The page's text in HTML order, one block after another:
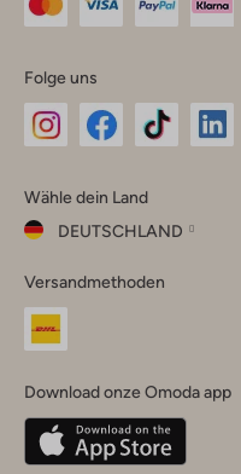
Folge uns
Instagram
Facebook
TikTok
Wähle dein Land
DEUTSCHLAND
dein
Land
Belgique(Français)
Deutschland
Versandmethoden
Download onze Omoda app